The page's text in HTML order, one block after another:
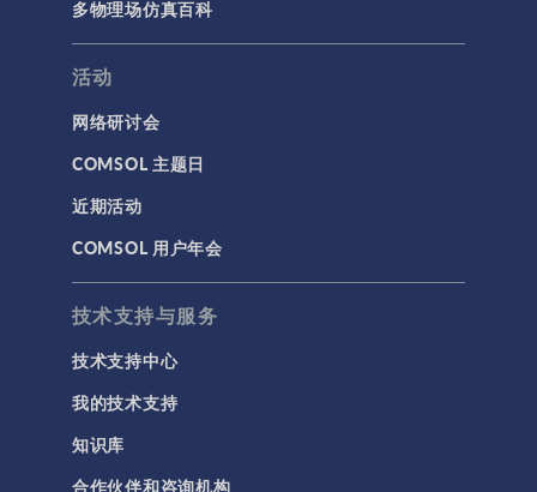
多物理场仿真百科
活动
网络研讨会
COMSOL 主题日
近期活动
COMSOL 用户年会
技术支持与服务
技术支持中心
我的技术支持
知识库
合作伙伴和咨询机构